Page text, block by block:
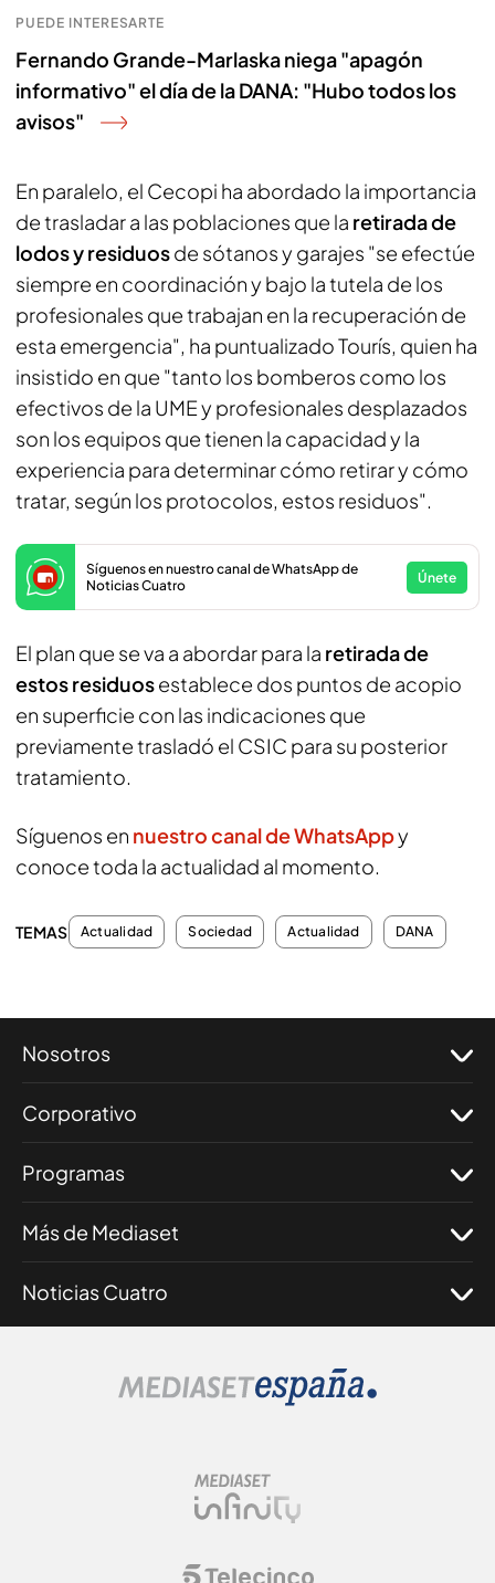
PUEDE INTERESARTE
Fernando Grande-Marlaska niega "apagón
informativo" el día de la DANA: "Hubo todos los
avisos"
En paralelo, el Cecopi ha abordado la importancia
de trasladar a las poblaciones que la retirada de
lodos y residuosde sótanos y garajes "se efectúe
siempre en coordinación y bajo la tutela de los
profesionales que trabajan en la recuperación de
esta emergencia", ha puntualizado Tourís, quien ha
insistido en que "tanto los bomberos como los
efectivos de la UME y profesionales desplazados
son los equipos que tienen la capacidad y la
experiencia para determinar cómo retirar y cómo
tratar, según los protocolos, estos residuos".
Síguenos en nuestro canal de WhatsApp de
Noticias Cuatro
Únete
El plan que se va a abordar para la retirada de
estos residuosestablece dos puntos de acopio
en superficie con las indicaciones que
previamente trasladó el CSIC para su posterior
tratamiento.
Síguenos en nuestro canal de WhatsAppy
conoce toda la actualidad al momento.
TEMAS Actualidad Sociedad Actualidad DANA
Nosotros
Corporativo
Programas
Más de Mediaset
Noticias Cuatro